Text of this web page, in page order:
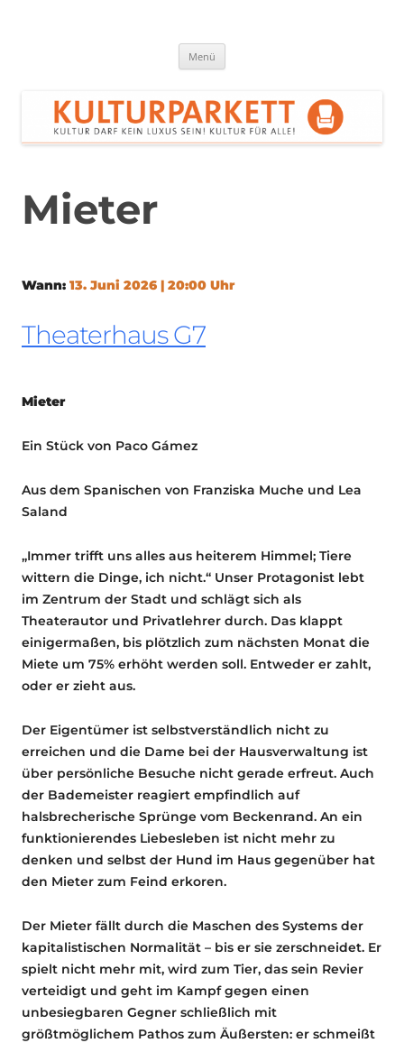
Menü
Mieter
Wann: 13. Juni 2026 | 20:00 Uhr
Theaterhaus G7
Mieter
Ein Stück von Paco Gámez
Aus dem Spanischen von Franziska Muche und Lea
Saland
„Immer trifft uns alles aus heiterem Himmel; Tiere
wittern die Dinge, ich nicht.“ Unser Protagonist lebt
im Zentrum der Stadt und schlägt sich als
Theaterautor und Privatlehrer durch. Das klappt
einigermaßen, bis plötzlich zum nächsten Monat die
Miete um 75% erhöht werden soll. Entweder er zahlt,
oder er zieht aus.
Der Eigentümer ist selbstverständlich nicht zu
erreichen und die Dame bei der Hausverwaltung ist
über persönliche Besuche nicht gerade erfreut. Auch
der Bademeister reagiert empfindlich auf
halsbrecherische Sprünge vom Beckenrand. An ein
funktionierendes Liebesleben ist nicht mehr zu
denken und selbst der Hund im Haus gegenüber hat
den Mieter zum Feind erkoren.
Der Mieter fällt durch die Maschen des Systems der
kapitalistischen Normalität – bis er sie zerschneidet. Er
spielt nicht mehr mit, wird zum Tier, das sein Revier
verteidigt und geht im Kampf gegen einen
unbesiegbaren Gegner schließlich mit
größtmöglichem Pathos zum Äußersten: er schmeißt